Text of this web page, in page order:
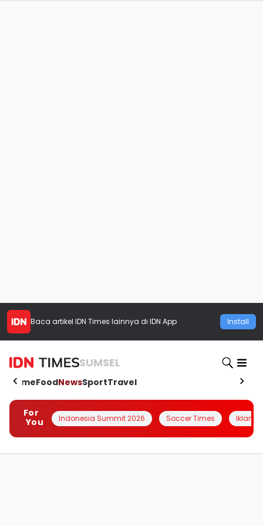
Baca artikel IDN Times lainnya di IDN App Install
SUMSEL
HomeFoodNewsSportTravel
For
You
Indonesia Summit 2026 Soccer Times Iklanin